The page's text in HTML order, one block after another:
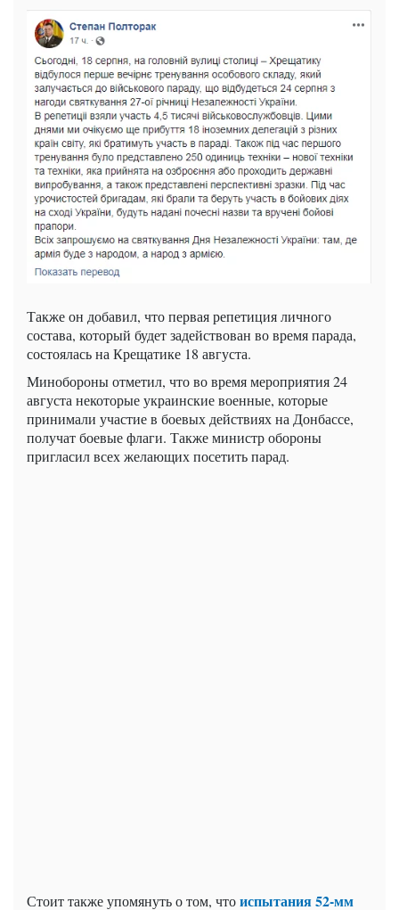
Также он добавил, что первая репетиция личного
состава, который будет задействован во время парада,
состоялась на Крещатике 18 августа.
Минобороны отметил, что во время мероприятия 24
августа некоторые украинские военные, которые
принимали участие в боевых действиях на Донбассе,
получат боевые флаги. Также министр обороны
пригласил всех желающих посетить парад.
Стоит также упомянуть о том, чтоиспытания 52-мм